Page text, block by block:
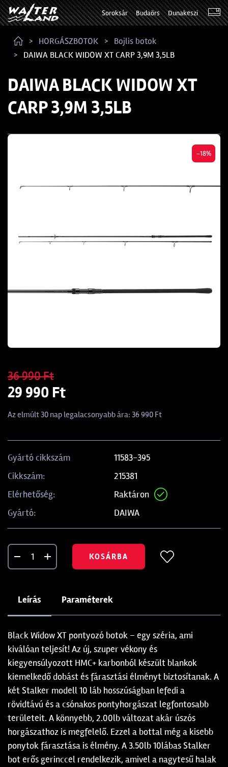
Soroksár Budaörs Dunakeszi
HORGÁSZBOTOK
Bojlis botok
DAIWA BLACK WIDOW XT CARP 3,9M 3,5LB
DAIWA BLACK WIDOW XT
CARP 3,9M 3,5LB
-18%
36 990 Ft
29 990 Ft
Az elmúlt 30 nap legalacsonyabb ára: 36 990 Ft
Gyártó cikkszám
11583-395
Cikkszám:
215381
Elérhetőség:
Raktáron
Gyártó:
DAIWA
KOSÁRBA
Leírás Paraméterek
Black Widow XT pontyozó botok – egy széria, ami
kiválóan teljesít! Az új, szuper vékony és
kiegyensúlyozott HMC+ karbonból készült blankok
kiemelkedő dobást és fárasztási élményt biztosítanak. A
két Stalker modell 10 láb hosszúságban lefedi a
rövidtávú és a csónakos pontyhorgászat legfontosabb
területeit. A könnyebb, 2.00lb változat akár úszós
horgászathoz is megfelelő. Ezzel a bottal még a kisebb
ponytok fárasztása is élmény. A 3.50lb 10lábas Stalker
bot erős gerinccel rendelkezik, amivel a nagytesű halak